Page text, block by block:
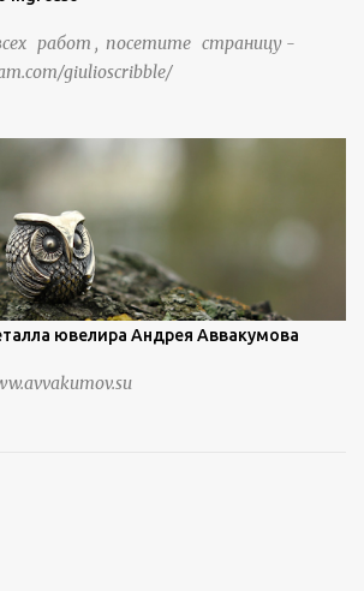
работ , посетите страницу -
giulioscribble/
ювелира Андрея Аввакумова